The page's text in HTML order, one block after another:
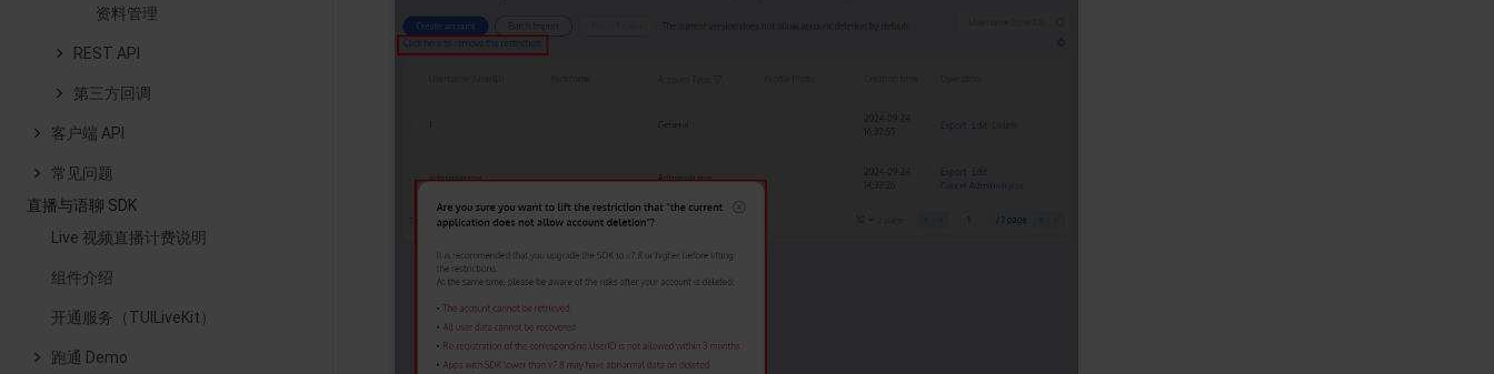
资料管理
REST API
第三方回调
客户端 API
常见问题
直播与语聊 SDK
Live 视频直播计费说明
组件介绍
开通服务（TUILiveKit）
跑通 Demo